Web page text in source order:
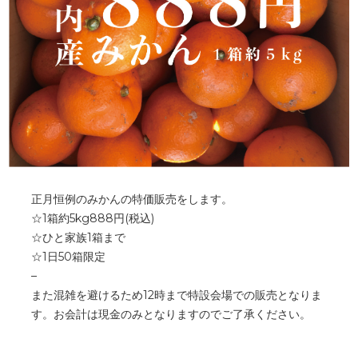
正月恒例のみかんの特価販売をします。
☆1箱約5kg888円(税込)
☆ひと家族1箱まで
☆1日50箱限定
–
また混雑を避けるため12時まで特設会場での販売となりま
す。お会計は現金のみとなりますのでご了承ください。